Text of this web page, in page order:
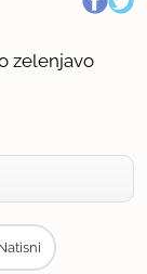
zelenjavo